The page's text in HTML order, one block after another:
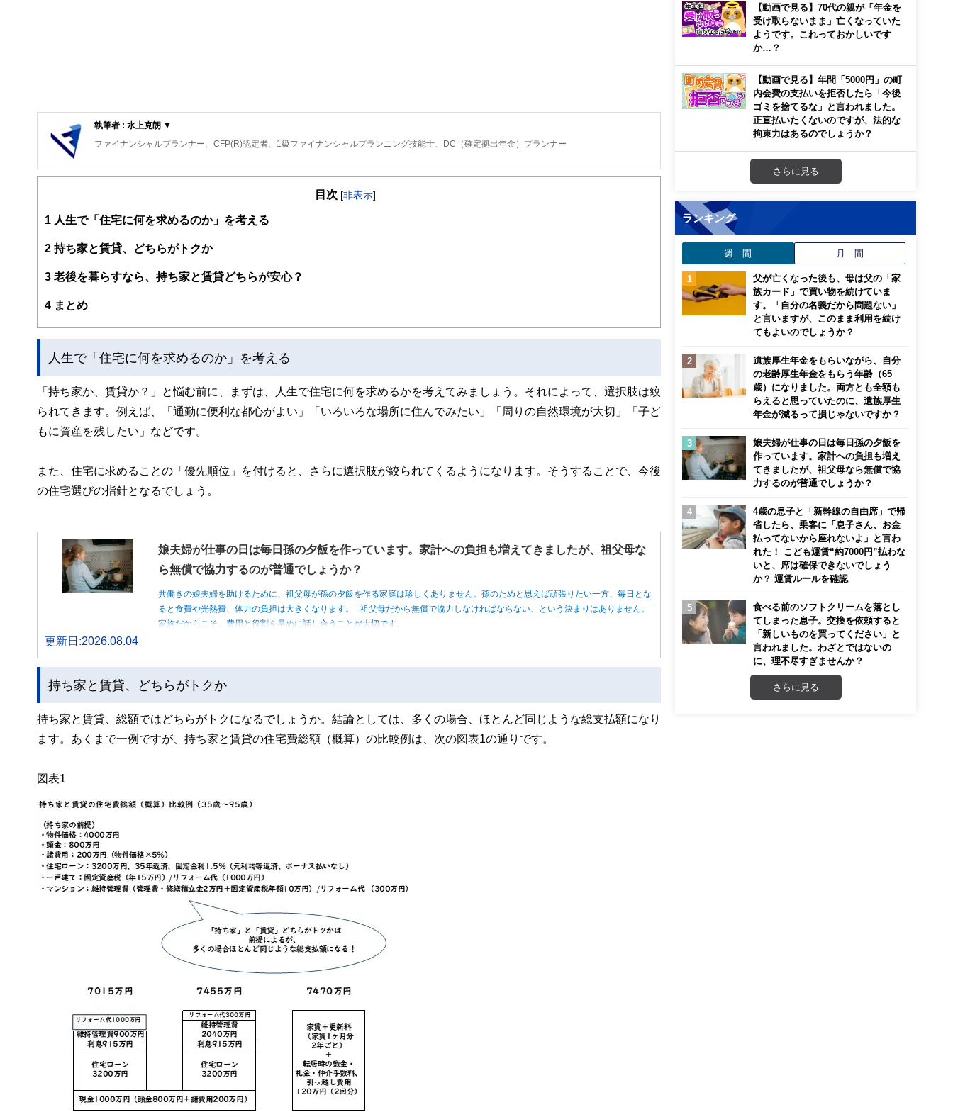
執筆者 : 水上克朗 ▼
ファイナンシャルプランナー、CFP(R)認定者、1級ファイナンシャルプランニング技能士、DC（確定拠出年金）プランナー
目次 [非表示]
1 人生で「住宅に何を求めるのか」を考える
2 持ち家と賃貸、どちらがトクか
3 老後を暮らすなら、持ち家と賃貸どちらが安心？
4 まとめ
人生で「住宅に何を求めるのか」を考える
「持ち家か、賃貸か？」と悩む前に、まずは、人生で住宅に何を求めるかを考えてみましょう。それによって、選択肢は絞
られてきます。例えば、「通勤に便利な都心がよい」「いろいろな場所に住んでみたい」「周りの自然環境が大切」「子ど
もに資産を残したい」などです。
また、住宅に求めることの「優先順位」を付けると、さらに選択肢が絞られてくるようになります。そうすることで、今後
の住宅選びの指針となるでしょう。
娘夫婦が仕事の日は毎日孫の夕飯を作っています。家計への負担も増えてきましたが、祖父母な
ら無償で協力するのが普通でしょうか？
共働きの娘夫婦を助けるために、祖父母が孫の夕飯を作る家庭は珍しくありません。孫のためと思えば頑張りたい一方、毎日とな
ると食費や光熱費、体力の負担は大きくなります。 祖父母だから無償で協力しなければならない、という決まりはありません。
家族だからこそ、費用と役割を早めに話し合うことが大切です。
更新日:2026.08.04
持ち家と賃貸、どちらがトクか
持ち家と賃貸、総額ではどちらがトクになるでしょうか。結論としては、多くの場合、ほとんど同じような総支払額になり
ます。あくまで一例ですが、持ち家と賃貸の住宅費総額（概算）の比較例は、次の図表1の通りです。
図表1
【動画で見る】70代の親が「年金を
受け取らないまま」亡くなっていた
ようです。これっておかしいです
か…？
【動画で見る】年間「5000円」の町
内会費の支払いを拒否したら「今後
ゴミを捨てるな」と言われました。
正直払いたくないのですが、法的な
拘束力はあるのでしょうか？
さらに見る
ランキング
週 間 月 間
父が亡くなった後も、母は父の「家
族カード」で買い物を続けていま
す。「自分の名義だから問題ない」
と言いますが、このまま利用を続け
てもよいのでしょうか？
遺族厚生年金をもらいながら、自分
の老齢厚生年金をもらう年齢（65
歳）になりました。両方とも全額も
らえると思っていたのに、遺族厚生
年金が減るって損じゃないですか？
娘夫婦が仕事の日は毎日孫の夕飯を
作っています。家計への負担も増え
てきましたが、祖父母なら無償で協
力するのが普通でしょうか？
4歳の息子と「新幹線の自由席」で帰
省したら、乗客に「息子さん、お金
払ってないから座れないよ」と言わ
れた！ こども運賃“約7000円”払わな
いと、席は確保できないでしょう
か？ 運賃ルールを確認
食べる前のソフトクリームを落とし
てしまった息子。交換を依頼すると
「新しいものを買ってください」と
言われました。わざとではないの
に、理不尽すぎませんか？
さらに見る